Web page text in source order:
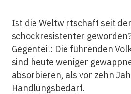
Ist die Weltwirtschaft seit
schockresistenter
Gegenteil: Die führenden
sind heute weniger
absorbieren, als vor zehn
Handlungsbedarf.